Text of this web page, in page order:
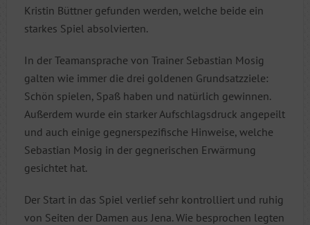
Kristin Büttner gefunden werden, welche beide ein
starkes Spiel absolvierten.
In der Teamansprache von Trainer Sebastian Mosig
galten wie immer die drei goldenen Grundsatzziele:
Schön spielen, Spaß haben und natürlich gewinnen.
Außerdem wurde ein starker Aufschlagsdruck angepeilt
und auch einige gegnerspezifische Hinweise, welche
Sebastian Mosig in der gegnerischen Erwärmung
gesichtet hat.
Der Start in das Spiel verlief sehr kontrolliert und ruhig
von Seiten der Damen aus Jena. Wie besprochen legten